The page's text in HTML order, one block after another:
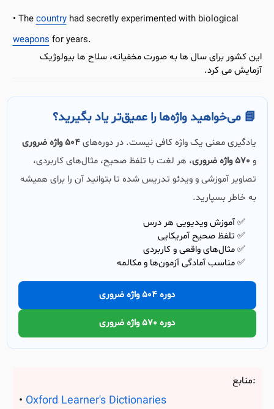
Thecountryhad secretly experimented with biological
weapons for years.
این کشور برای سال ها به صورت مخفیانه، سلاح ها بیولوژیک
آزمایش می کرد.
📘 می‌خواهید واژه‌ها را عمیق‌تر یاد بگیرید؟
یادگیری معنی یک واژه کافی نیست. در دوره‌های504 واژه ضروری
و 570 واژه ضروری
، هر لغت با تلفظ صحیح، مثال‌های کاربردی،
تصاویر آموزشی و ویدئو تدریس شده تا بتوانید آن را برای همیشه
به خاطر بسپارید.
✅ آموزش ویدیویی هر درس
✅ تلفظ صحیح آمریکایی
✅ مثال‌های واقعی و کاربردی
✅ مناسب آمادگی آزمون‌ها و مکالمه
دوره 504 واژه ضروری
دوره 570 واژه ضروری
منابع:
Oxford Learner's Dictionaries